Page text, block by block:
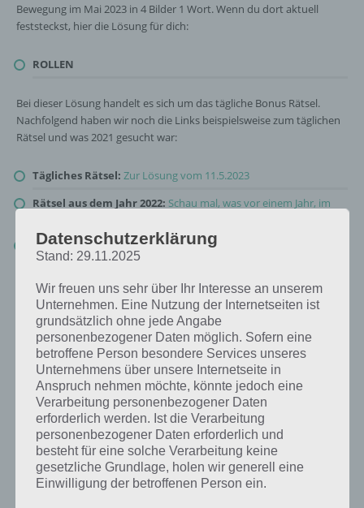
Bewegung im Mai 2023 in 4 Bilder 1 Wort. Wenn du dort aktuell
feststeckst, hier die Lösung für dich:
ROLLEN
Bei dieser Lösung handelt es sich um das tägliche Bonus Rätsel.
Nachfolgend haben wir noch die Links beispielsweise zum täglichen
Rätsel und was 2021 gesucht war:
Tägliches Rätsel: Zur Lösung vom 11.5.2023
Rätsel aus dem Jahr 2022: Schau mal, was vor einem Jahr, im
Zur Übersicht:4 Bilder 1 Wort Lösungen zu Alles in Bewegung
im Mai 2023!
Datenschutzerklärung
Stand: 29.11.2025
Wir freuen uns sehr über Ihr Interesse an unserem
Unternehmen. Eine Nutzung der Internetseiten ist
grundsätzlich ohne jede Angabe
personenbezogener Daten möglich. Sofern eine
betroffene Person besondere Services unseres
Unternehmens über unsere Internetseite in
Anspruch nehmen möchte, könnte jedoch eine
Verarbeitung personenbezogener Daten
erforderlich werden. Ist die Verarbeitung
personenbezogener Daten erforderlich und
besteht für eine solche Verarbeitung keine
gesetzliche Grundlage, holen wir generell eine
Einwilligung der betroffenen Person ein.